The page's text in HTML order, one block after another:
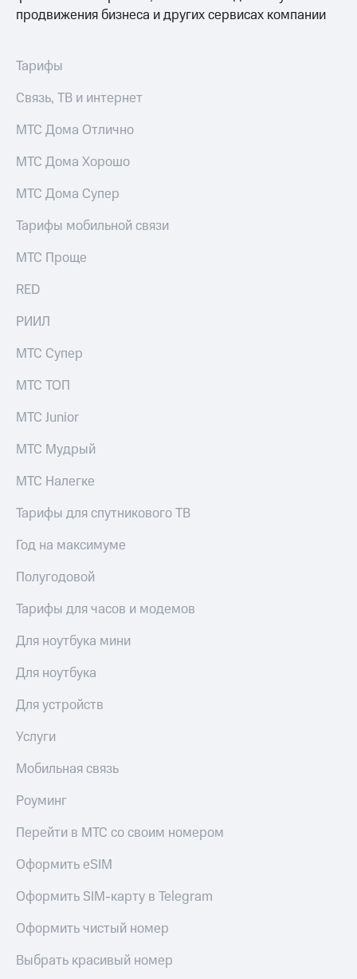
продвижения бизнеса и других сервисах компании
Тарифы
Связь, ТВ и интернет
МТС Дома Отлично
МТС Дома Хорошо
МТС Дома Супер
Тарифы мобильной связи
МТС Проще
RED
РИИЛ
МТС Супер
МТС ТОП
МТС Junior
МТС Мудрый
МТС Налегке
Тарифы для спутникового ТВ
Год на максимуме
Полугодовой
Тарифы для часов и модемов
Для ноутбука мини
Для ноутбука
Для устройств
Услуги
Мобильная связь
Роуминг
Перейти в МТС со своим номером
Оформить eSIM
Оформить SIM-карту в Telegram
Оформить чистый номер
Выбрать красивый номер